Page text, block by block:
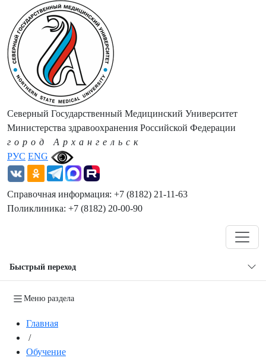
РУС ENG
Северный Государственный Медицинский Университет
Министерства здравоохранения Российской Федерации
город Архангельск
Справочная информация: +7 (8182) 21-11-63
Поликлиника: +7 (8182) 20-00-90
Быстрый переход
Меню раздела
Главная
/
Обучение